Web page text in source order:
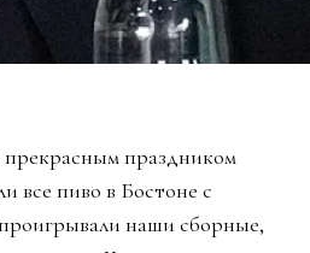
праздником
все пиво в Бостоне с
наши сборные,